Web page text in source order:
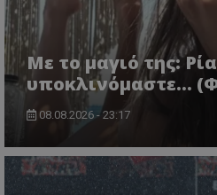
Με το μαγιό της:
υποκλινόμαστε…
08.08.2026 - 23:17